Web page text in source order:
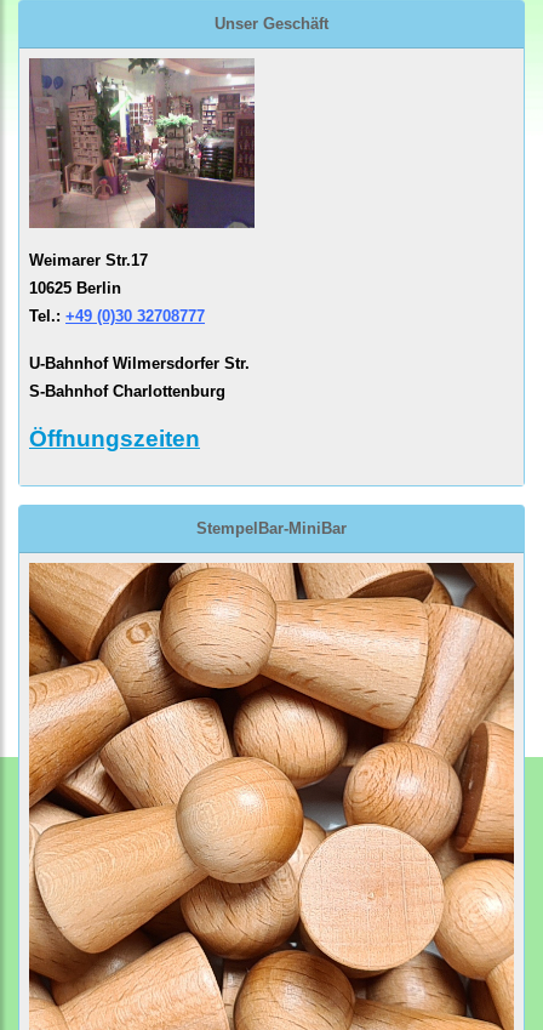
Unser Geschäft
Weimarer Str.17
10625 Berlin
Tel.: +49 (0)30 32708777
U-Bahnhof Wilmersdorfer Str.
S-Bahnhof Charlottenburg
Öffnungszeiten
StempelBar-MiniBar